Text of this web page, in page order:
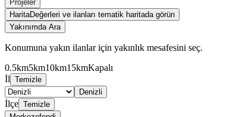
Projeler
HaritaDeğerleri ve ilanları tematik haritada görün
Yakınımda Ara
Konumuna yakın ilanlar için yakınlık mesafesini seç.
0.5km5km10km15kmKapalı
İl Temizle
Denizli
İlçe Temizle